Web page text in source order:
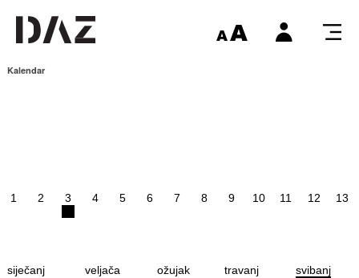
Kalendar
1 2 3 4 5 6 7 8 9 10 11 12 13
siječanj veljača ožujak travanj svibanj